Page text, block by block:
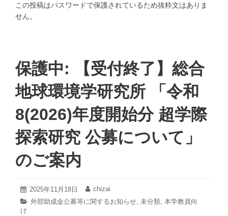
ー:
この投稿はパスワードで保護されているため抜粋文はありま
せん。
保護中: 【受付終了】総合
地球環境学研究所 「令和
8(2026)年度開始分 超学際
探索研究 公募について」
のご案内
投
稿
2025年11月18日
2026
年
1
投
稿
者:
chizai
カ
外部助成金公募等に関するお知らせ, 未分類, 本学教員向
け